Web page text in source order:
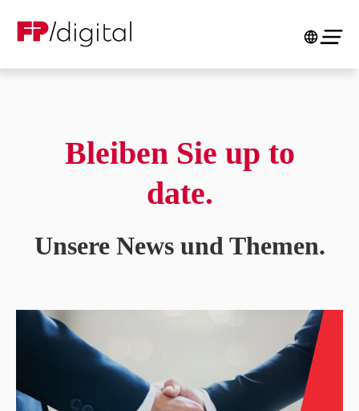
Bleiben Sie up to
date.
Unsere News und Themen.